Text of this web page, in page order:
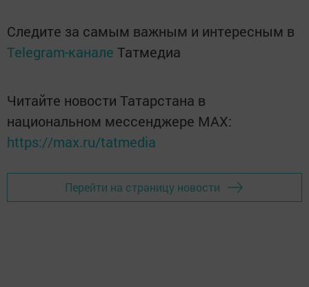
Следите за самым важным и интересным в
Telegram-канале Татмедиа
Читайте новости Татарстана в
национальном мессенджере MАХ:
https://max.ru/tatmedia
Перейти на страницу новости